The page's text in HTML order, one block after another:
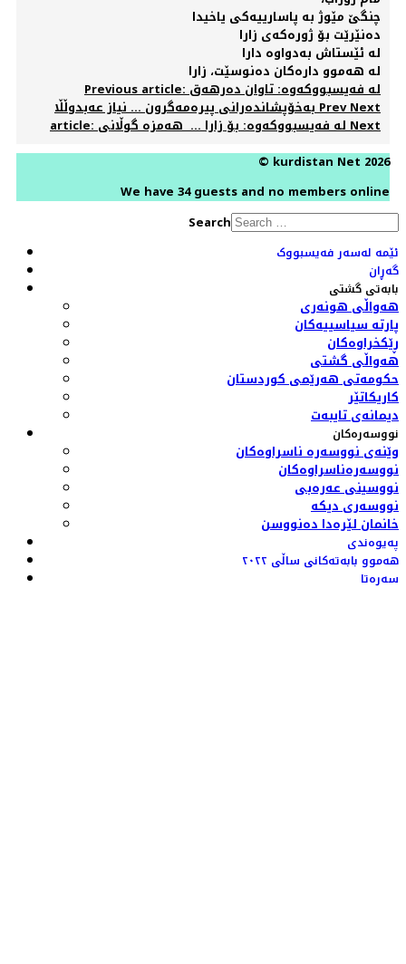
چنگێ مێوژ بە پاسارییەکی یاخیدا
دەنێرێت بۆ ژورەکەی زارا
لە ئێستاش بەدواوە دارا
لە هەموو دارەکان دەنوسێت، زارا
Previous article: لە فەیسبووکەوە: تاوان دەرهەق
بەخۆپشاندەرانی پیرەمەگرون ... نیاز عەبدوڵڵاPrevNext
article: لە فەیسبووکەوە: بۆ زارا ... ‌ هەمزە گوڵانیNext
© kurdistan Net 2026
We have 34 guests and no members online
Search
ئێمە لەسەر فەیسبووک
گەڕان
بابەتی گشتی
هەواڵی هونەری
پارتە سیاسییەکان
ڕێکخراوەکان
هەواڵی گشتی
حکومەتی هەرێمی کوردستان
کاریکاتێر
دیمانەی تایبەت
نووسەرەکان
وێنەی نووسەرە ناسراوەکان
نووسەرەناسراوەکان
نووسینی عەرەبی
نووسەری دیکە
خانمان لێرەدا دەنووسن
پەیوەندی
هەموو بابەتەکانی ساڵی ٢٠٢٢
سەرەتا